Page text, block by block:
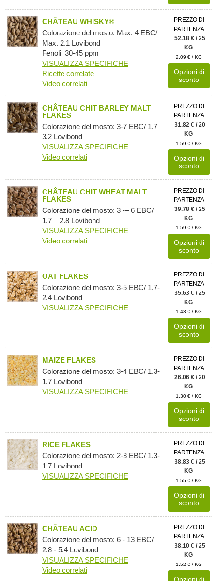
CHÂTEAU WHISKY®
Colorazione del mosto: Max. 4 EBC/
Max. 2.1 Lovibond
Fenoli: 30-45 ppm
VISUALIZZA SPECIFICHE
Ricette correlate
Video correlati
PREZZO DI
PARTENZA
52.18 € / 25
KG
2.09 € / KG
Opzioni di
sconto
CHÂTEAU CHIT BARLEY MALT
FLAKES
Colorazione del mosto: 3-7 EBC/ 1.7–
3.2 Lovibond
VISUALIZZA SPECIFICHE
Video correlati
PREZZO DI
PARTENZA
31.82 € / 20
KG
1.59 € / KG
Opzioni di
sconto
CHÂTEAU CHIT WHEAT MALT
FLAKES
Colorazione del mosto: 3 -– 6 EBC/
1.7 – 2.8 Lovibond
VISUALIZZA SPECIFICHE
Video correlati
PREZZO DI
PARTENZA
39.78 € / 25
KG
1.59 € / KG
Opzioni di
sconto
OAT FLAKES
Colorazione del mosto: 3-5 EBC/ 1.7-
2.4 Lovibond
VISUALIZZA SPECIFICHE
PREZZO DI
PARTENZA
35.63 € / 25
KG
1.43 € / KG
Opzioni di
sconto
MAIZE FLAKES
Colorazione del mosto: 3-4 EBC/ 1.3-
1.7 Lovibond
VISUALIZZA SPECIFICHE
PREZZO DI
PARTENZA
26.06 € / 20
KG
1.30 € / KG
Opzioni di
sconto
RICE FLAKES
Colorazione del mosto: 2-3 EBC/ 1.3-
1.7 Lovibond
VISUALIZZA SPECIFICHE
PREZZO DI
PARTENZA
38.83 € / 25
KG
1.55 € / KG
Opzioni di
sconto
CHÂTEAU ACID
Colorazione del mosto: 6 - 13 EBC/
2.8 - 5.4 Lovibond
VISUALIZZA SPECIFICHE
Video correlati
PREZZO DI
PARTENZA
38.10 € / 25
KG
1.52 € / KG
Opzioni di